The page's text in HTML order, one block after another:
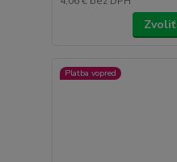
Platba vopred